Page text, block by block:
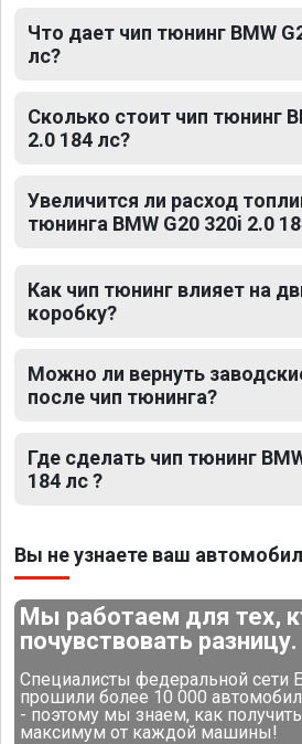
Что дает чип тюнинг BMW
лс?
Сколько стоит чип тюнинг
2.0 184 лс?
Увеличится ли расход
тюнинга BMW G20 320i 2.0
Как чип тюнинг влияет на
коробку?
Можно ли вернуть
после чип тюнинга?
Где сделать чип тюнинг
184 лс ?
Вы не узнаете ваш
Мы работаем для тех,
почувствовать разницу.
Специалисты федеральной сети
прошили более 10 000
- поэтому мы знаем, как
максимум от каждой машины!